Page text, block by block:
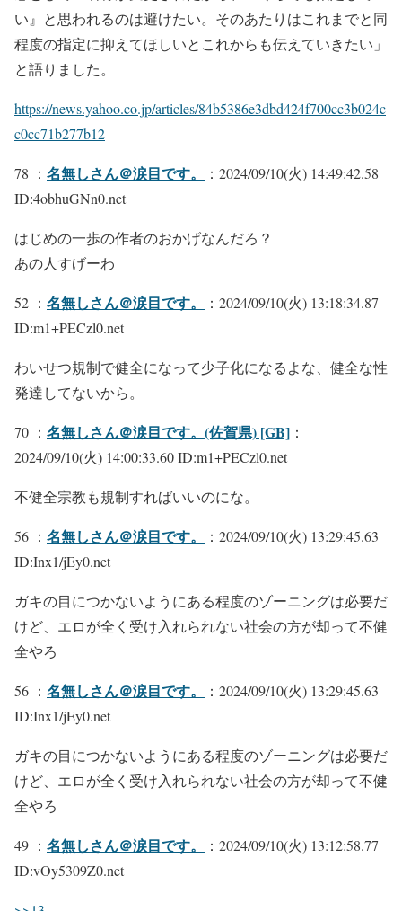
い』と思われるのは避けたい。そのあたりはこれまでと同
程度の指定に抑えてほしいとこれからも伝えていきたい」
と語りました。
https://news.yahoo.co.jp/articles/84b5386e3dbd424f700cc3b024c
c0cc71b277b12
78 ： 名無しさん＠涙目です。
：2024/09/10(火) 14:49:42.58
ID:4obhuGNn0.net
はじめの一歩の作者のおかげなんだろ？
あの人すげーわ
52 ： 名無しさん＠涙目です。
：2024/09/10(火) 13:18:34.87
ID:m1+PECzl0.net
わいせつ規制で健全になって少子化になるよな、健全な性
発達してないから。
70 ： 名無しさん＠涙目です。(佐賀県) [GB] ：
2024/09/10(火) 14:00:33.60 ID:m1+PECzl0.net
不健全宗教も規制すればいいのにな。
56 ： 名無しさん＠涙目です。
：2024/09/10(火) 13:29:45.63
ID:Inx1/jEy0.net
ガキの目につかないようにある程度のゾーニングは必要だ
けど、エロが全く受け入れられない社会の方が却って不健
全やろ
56 ： 名無しさん＠涙目です。
：2024/09/10(火) 13:29:45.63
ID:Inx1/jEy0.net
ガキの目につかないようにある程度のゾーニングは必要だ
けど、エロが全く受け入れられない社会の方が却って不健
全やろ
49 ： 名無しさん＠涙目です。
：2024/09/10(火) 13:12:58.77
ID:vOy5309Z0.net